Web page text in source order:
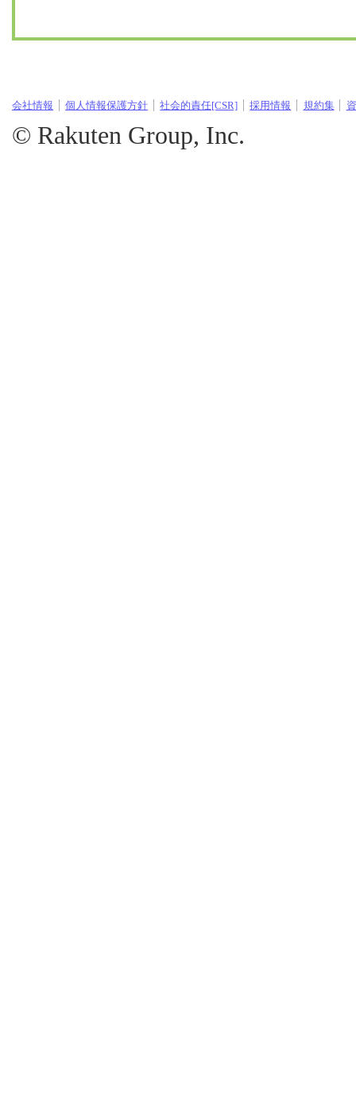
会社情報 個人情報保護方針 社会的責任[CSR] 採用情報 規約集
© Rakuten Group, Inc.